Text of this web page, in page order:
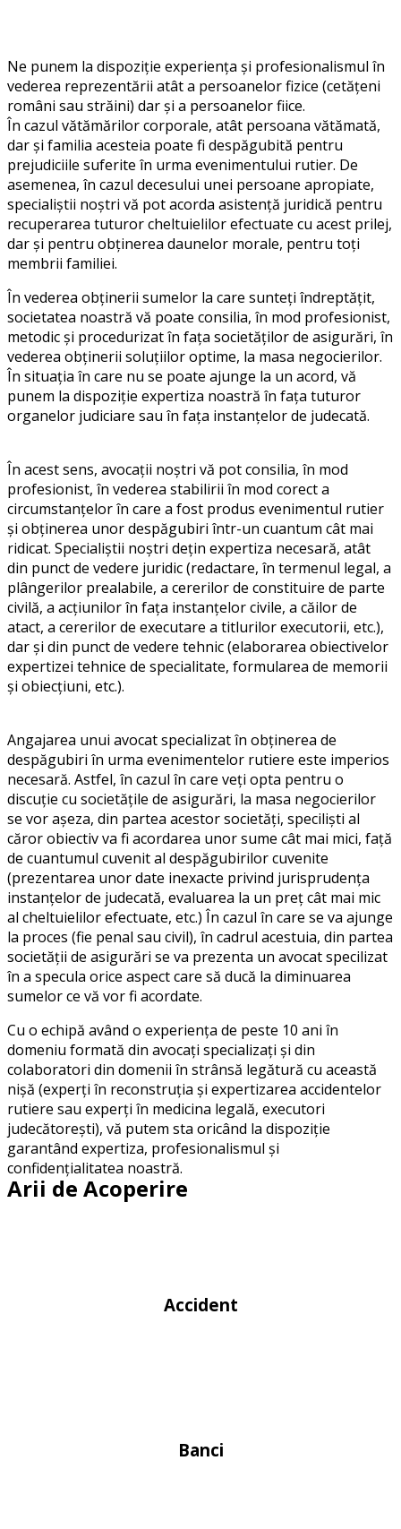
Ne punem la dispoziție experiența și profesionalismul în
vederea reprezentării atât a persoanelor fizice (cetățeni
români sau străini) dar și a persoanelor fiice.
În cazul vătămărilor corporale, atât persoana vătămată,
dar și familia acesteia poate fi despăgubită pentru
prejudiciile suferite în urma evenimentului rutier. De
asemenea, în cazul decesului unei persoane apropiate,
specialiștii noștri vă pot acorda asistență juridică pentru
recuperarea tuturor cheltuielilor efectuate cu acest prilej,
dar și pentru obținerea daunelor morale, pentru toți
membrii familiei.
În vederea obținerii sumelor la care sunteți îndreptățit,
societatea noastră vă poate consilia, în mod profesionist,
metodic și procedurizat în fața societăților de asigurări, în
vederea obținerii soluțiilor optime, la masa negocierilor.
În situația în care nu se poate ajunge la un acord, vă
punem la dispoziție expertiza noastră în fața tuturor
organelor judiciare sau în fața instanțelor de judecată.
În acest sens, avocații noștri vă pot consilia, în mod
profesionist, în vederea stabilirii în mod corect a
circumstanțelor în care a fost produs evenimentul rutier
și obținerea unor despăgubiri într-un cuantum cât mai
ridicat. Specialiștii noștri dețin expertiza necesară, atât
din punct de vedere juridic (redactare, în termenul legal, a
plângerilor prealabile, a cererilor de constituire de parte
civilă, a acțiunilor în fața instanțelor civile, a căilor de
atact, a cererilor de executare a titlurilor executorii, etc.),
dar și din punct de vedere tehnic (elaborarea obiectivelor
expertizei tehnice de specialitate, formularea de memorii
și obiecțiuni, etc.).
Angajarea unui avocat specializat în obținerea de
despăgubiri în urma evenimentelor rutiere este imperios
necesară. Astfel, în cazul în care veți opta pentru o
discuție cu societățile de asigurări, la masa negocierilor
se vor așeza, din partea acestor societăți, speciliști al
căror obiectiv va fi acordarea unor sume cât mai mici, față
de cuantumul cuvenit al despăgubirilor cuvenite
(prezentarea unor date inexacte privind jurisprudența
instanțelor de judecată, evaluarea la un preț cât mai mic
al cheltuielilor efectuate, etc.) În cazul în care se va ajunge
la proces (fie penal sau civil), în cadrul acestuia, din partea
societății de asigurări se va prezenta un avocat specilizat
în a specula orice aspect care să ducă la diminuarea
sumelor ce vă vor fi acordate.
Cu o echipă având o experiența de peste 10 ani în
domeniu formată din avocați specializați și din
colaboratori din domenii în strânsă legătură cu această
nișă (experți în reconstruția și expertizarea accidentelor
rutiere sau experți în medicina legală, executori
judecătorești), vă putem sta oricând la dispoziție
garantând expertiza, profesionalismul și
confidențialitatea noastră.
Arii de Acoperire
Accident
Banci